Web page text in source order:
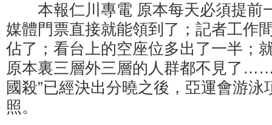
本報仁川專電 原本每天必須提前
媒體門票直接就能領到了；記者工作
佔了；看台上的空座位多出了一半；
原本裏三層外三層的人群都不見了
國殺”已經決出分曉之後，亞運會游
照。